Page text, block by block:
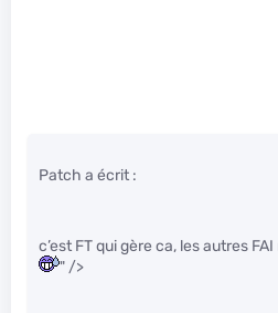
Patch a écrit :
c’est FT qui gère ca, les autres
" />